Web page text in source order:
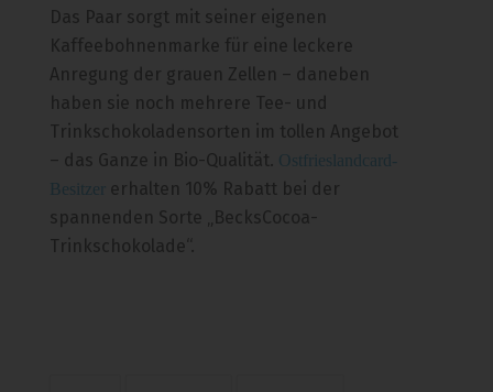
Das Paar sorgt mit seiner eigenen
Kaffeebohnenmarke für eine leckere
Anregung der grauen Zellen – daneben
haben sie noch mehrere Tee- und
Trinkschokoladensorten im tollen Angebot
– das Ganze in Bio-Qualität. Ostfrieslandcard-
Besitzererhalten 10% Rabatt bei der
spannenden Sorte „BecksCocoa-
Trinkschokolade“.